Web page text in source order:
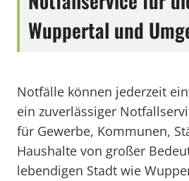
Wuppertal und
Notfälle können jederzeit
ein zuverlässiger
für Gewerbe, Kommunen,
Haushalte von großer
lebendigen Stadt wie